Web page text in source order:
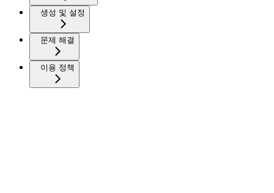
생성 및 설정
문제 해결
이용 정책